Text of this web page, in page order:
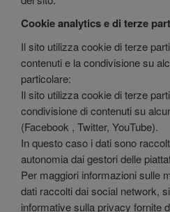
Cookie analytics e di terze
Il sito utilizza cookie di terze
contenuti e la condivisione su
particolare:
Il sito utilizza cookie di terze
condivisione di contenuti su
(Facebook , Twitter, YouTube).
In questo caso i dati sono
autonomia dai gestori delle
Per maggiori informazioni sulle
dati raccolti dai social network,
informative sulla privacy fornite